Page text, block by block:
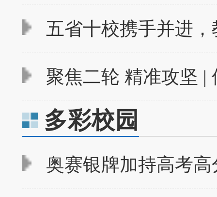
五省十校携手并进，
聚焦二轮 精准攻坚 |
多彩校园
奥赛银牌加持高考高